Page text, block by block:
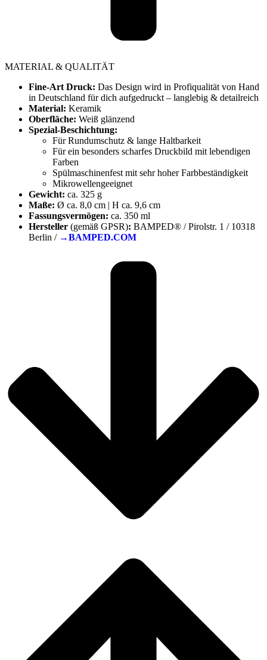
MATERIAL & QUALITÄT
Fine-Art Druck: Das Design wird in Profiqualität von Hand
in Deutschland für dich aufgedruckt – langlebig & detailreich
Material: Keramik
Oberfläche: Weiß glänzend
Spezial-Beschichtung:
Für Rundumschutz & lange Haltbarkeit
Für ein besonders scharfes Druckbild mit lebendigen
Farben
Spülmaschinenfest mit sehr hoher Farbbeständigkeit
Mikrowellengeeignet
Gewicht: ca. 325 g
Maße: Ø ca. 8,0 cm | H ca. 9,6 cm
Fassungsvermögen: ca. 350 ml
Hersteller (gemäß GPSR): BAMPED® / Pirolstr. 1 / 10318
Berlin / →BAMPED.COM